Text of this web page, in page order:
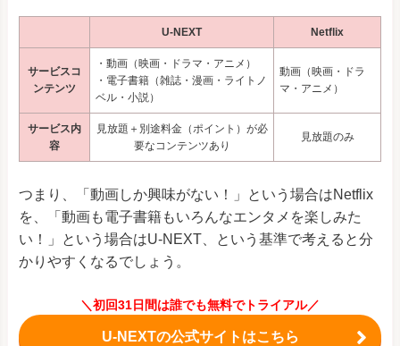
U-NEXT Netflix
サービスコ
ンテンツ
・動画（映画・ドラマ・アニメ）
・電子書籍（雑誌・漫画・ライトノ
ベル・小説）
動画（映画・ドラ
マ・アニメ）
サービス内
容
見放題＋別途料金（ポイント）が必
要なコンテンツあり
見放題のみ
つまり、「動画しか興味がない！」という場合はNetflix
を、「動画も電子書籍もいろんなエンタメを楽しみた
い！」という場合はU-NEXT、という基準で考えると分
かりやすくなるでしょう。
＼初回31日間は誰でも無料でトライアル／
U-NEXTの公式サイトはこちら